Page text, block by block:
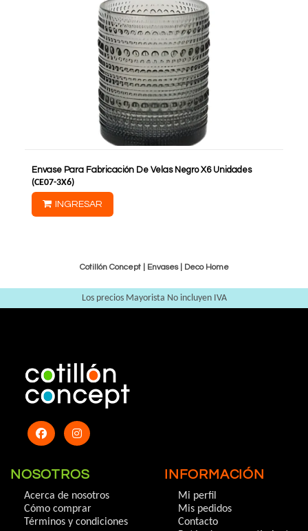
Envase Para Fabricación De Velas Negro X6 Unidades
(CE07-3X6)
INGRESAR
Cotillón Concept | Envases| Deco Home
Los precios Mayorista No incluyen IVA
NOSOTROS
Acerca de nosotros
Cómo comprar
Términos y condiciones
INFORMACIÓN
Mi perfil
Mis pedidos
Contacto